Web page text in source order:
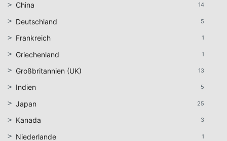
14
China
5
Deutschland
1
Frankreich
1
Griechenland
13
Großbritannien (UK)
5
Indien
25
Japan
3
Kanada
1
Niederlande